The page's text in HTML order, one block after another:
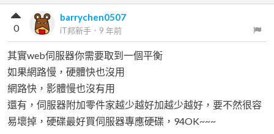
barrychen0507
iT邦新手 ． 9 年前
0
其實web伺服器你需要取到一個平衡
如果網路慢，硬體快也沒用
網路快，影體慢也沒有用
還有，伺服器附加零件家越少越好加越少越好，要不然很容
易壞掉，硬碟最好買伺服器專應硬碟，94OK~~~